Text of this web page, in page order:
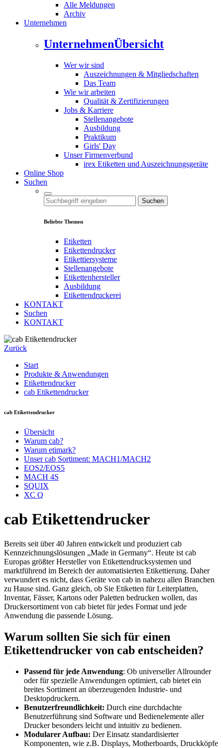
Alle Meldungen
Archiv
Unternehmen
UnternehmenÜbersicht
Wer wir sind
Auszeichnungen & Mitgliedschaften
Das Team
Wie wir arbeiten
Qualität & Zertifizierungen
Jobs & Karriere
Stellenangebote
Ausbildung
Praktikum
Girls' Day
Unser Firmenverbund
irex Etiketten und Auszeichnungsgeräte
Online Shop
Suchen
Suchen
Beliebte Themen
Etiketten
Etikettendrucker
Etikettiersysteme
Stellenangebote
Etikettenhersteller
Ausbildung
Etikettendruckerei
KONTAKT
Suchen
KONTAKT
Zurück
Start
Produkte & Anwendungen
Etikettendrucker
cab Etikettendrucker
cab Etikettendrucker
Übersicht
Warum cab?
Warum etimark?
Unser cab Sortiment: MACH1/MACH2
EOS2/EOS5
MACH 4S
SQUIX
XC Q
cab Etikettendrucker
Bereits seit über 40 Jahren entwickelt und produziert cab
Kennzeichnungslösungen „Made in Germany“. Heute ist cab
Europas größter Hersteller von Etikettendrucksystemen und
marktführend im Bereich der automatisierten Etikettierung. Daher
verwundert es nicht, dass Geräte von cab in nahezu allen Branchen
zu Hause sind. Ganz gleich, ob Sie Etiketten für Leiterplatten,
Inventar, Fässer, Kartons oder Paletten bedrucken wollen, das
Druckersortiment von cab bietet für jedes Format und jede
Anwendung die passende Lösung.
Warum sollten Sie sich für einen
Etikettendrucker von cab entscheiden?
Passend für jede Anwendung: Ob universeller Allrounder
oder für spezielle Anwendun­gen optimiert, cab bietet ein
breites Sortiment an überzeugenden Industrie- und
Desktopdruckern.
Benutzerfreundlichkeit: Durch eine durchdachte
Benutzerführung sind Software und Bedienelemente aller
Drucker besonders leicht und intuitiv zu bedienen.
Modularer Aufbau: Der Einsatz standardisierter
Komponenten, wie z.B. Displays, Motherboards, Druckköpfe